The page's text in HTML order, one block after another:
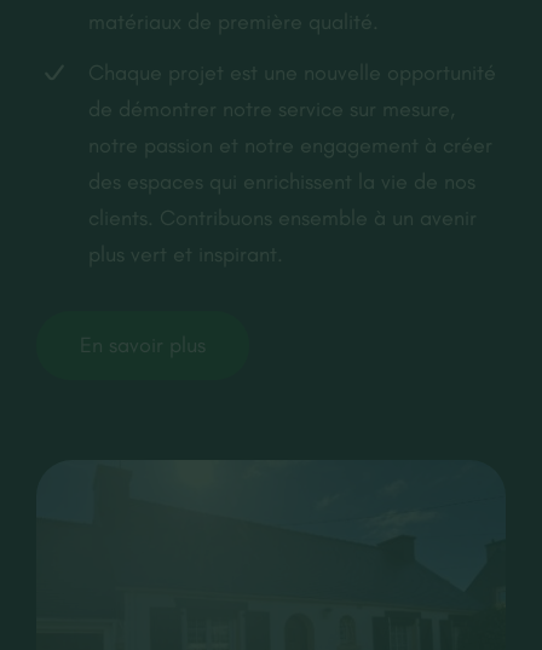
matériaux de première qualité.
Chaque projet est une nouvelle opportunité
de démontrer notre service sur mesure,
notre passion et notre engagement à créer
des espaces qui enrichissent la vie de nos
clients. Contribuons ensemble à un avenir
plus vert et inspirant.
En savoir plus